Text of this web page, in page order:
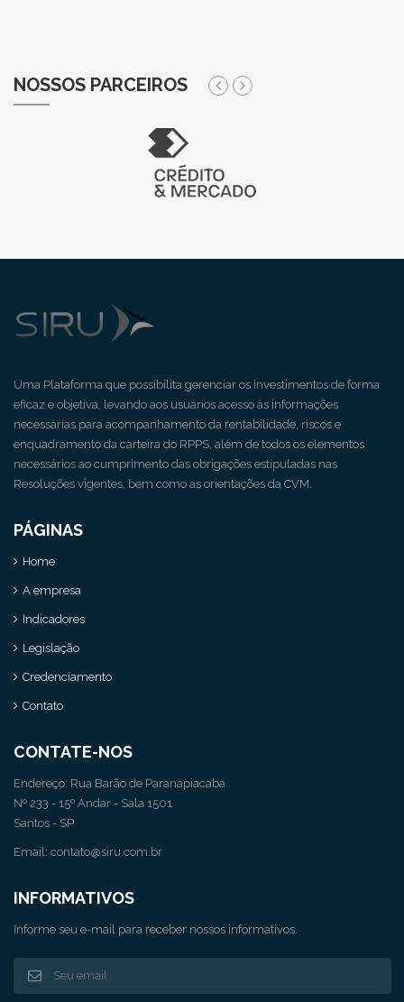
NOSSOS PARCEIROS
Uma Plataforma que possibilita gerenciar os investimentos de forma
eficaz e objetiva, levando aos usuários acesso às informações
necessárias para acompanhamento da rentabilidade, riscos e
enquadramento da carteira do RPPS, além de todos os elementos
necessários ao cumprimento das obrigações estipuladas nas
Resoluções vigentes, bem como as orientações da CVM.
PÁGINAS
Home
A empresa
Indicadores
Legislação
Credenciamento
Contato
CONTATE-NOS
Endereço: Rua Barão de Paranapiacaba
Nº 233 - 15º Andar - Sala 1501
Santos - SP
Email: contato@siru.com.br
INFORMATIVOS
Informe seu e-mail para receber nossos informativos.